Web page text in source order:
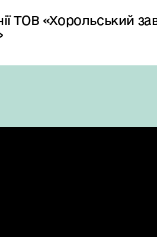
ТОВ «Хорольський